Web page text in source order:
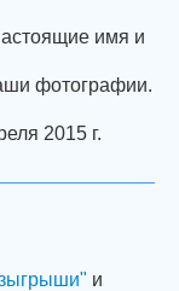
имя и
фотографии.
2015 г.
и